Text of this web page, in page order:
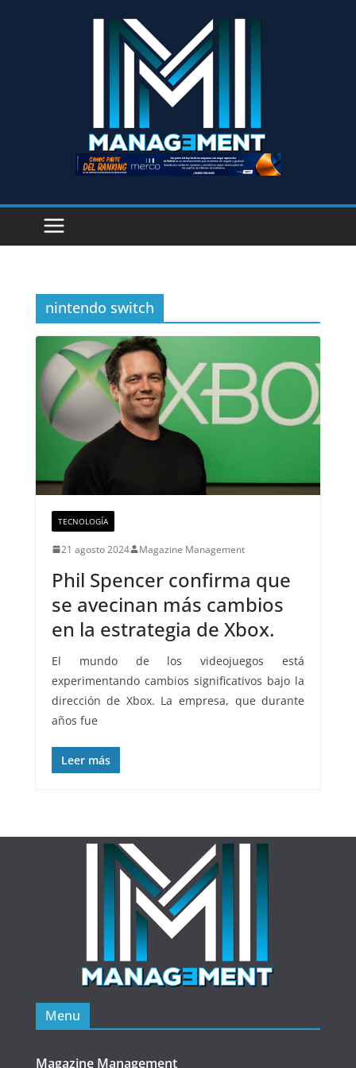
nintendo switch
TECNOLOGÍA
21 agosto 2024 Magazine Management
Phil Spencer confirma que
se avecinan más cambios
en la estrategia de Xbox.
El mundo de los videojuegos está
experimentando cambios significativos bajo la
dirección de Xbox. La empresa, que durante
años fue
Leer más
Menu
Magazine Management